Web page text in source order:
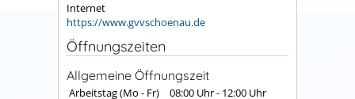
Internet
https://www.gvvschoenau.de
Öffnungszeiten
Allgemeine Öffnungszeit
Arbeitstag (Mo - Fr) 08:00 Uhr- 12:00 Uhr